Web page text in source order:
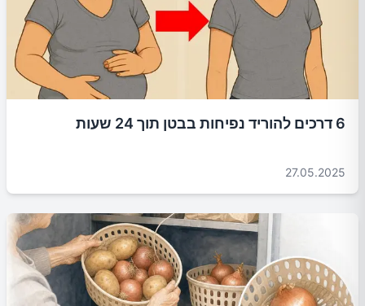
6 דרכים להוריד נפיחות בבטן תוך 24 שעות
27.05.2025